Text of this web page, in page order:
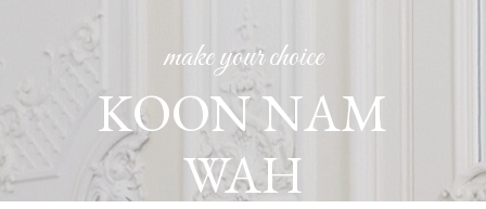
make your choice
KOON NAM
WAH